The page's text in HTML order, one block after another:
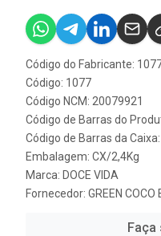
Código do Fabricante:
Código: 1077
Código NCM: 20079921
Código de Barras do
Código de Barras da
Embalagem: CX/2,4Kg
Marca: DOCE VIDA
Fornecedor: GREEN COCO
Faça